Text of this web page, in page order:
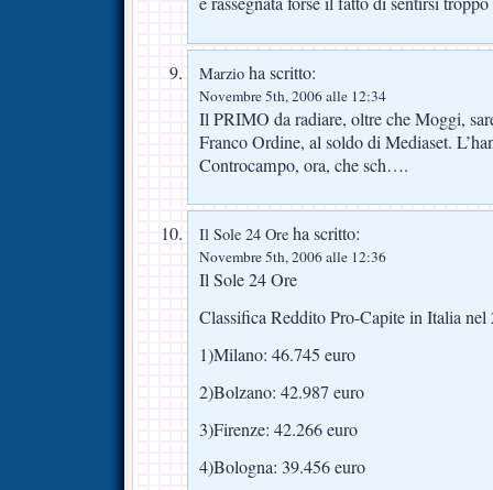
Marzio ha scritto:
Novembre 5th, 2006 alle 12:34
Il PRIMO da radiare, oltre che Moggi,
Franco Ordine, al soldo di Mediaset.
Controcampo, ora, che sch….
Il Sole 24 Ore ha scritto:
Novembre 5th, 2006 alle 12:36
Il Sole 24 Ore
Classifica Reddito Pro-Capite in Italia nel
1)Milano: 46.745 euro
2)Bolzano: 42.987 euro
3)Firenze: 42.266 euro
4)Bologna: 39.456 euro